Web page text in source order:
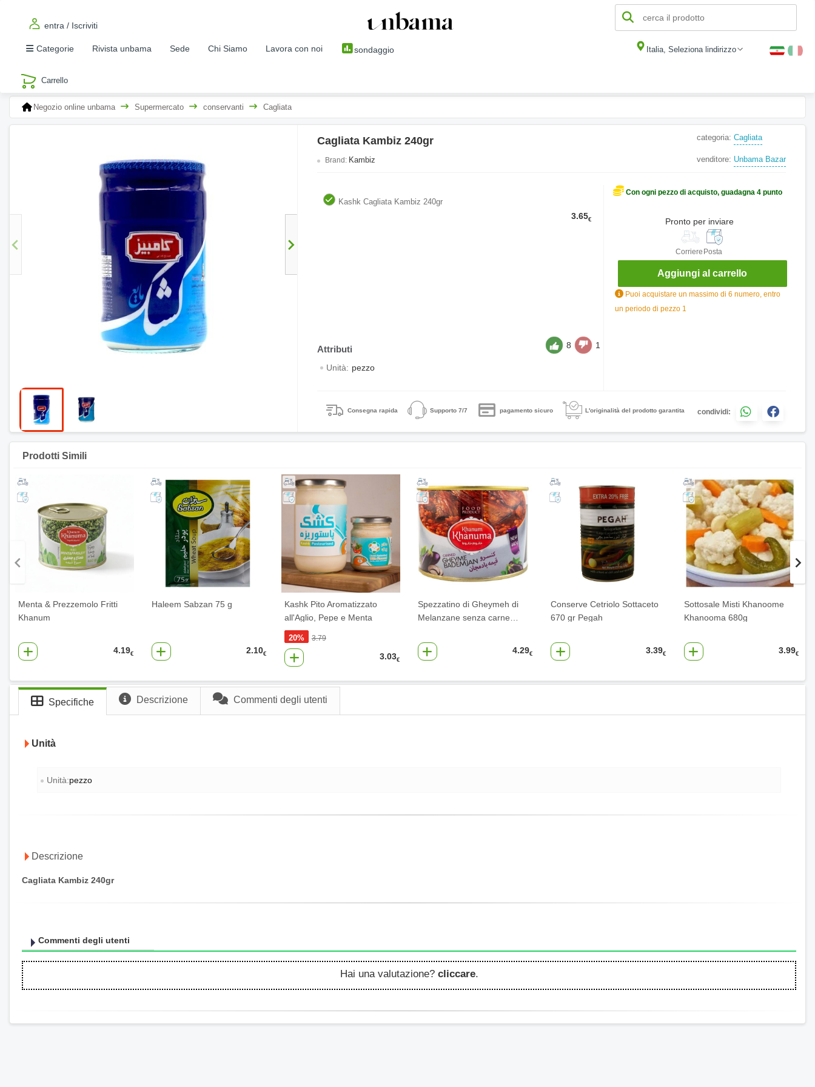
entra / Iscriviti
Categorie Rivista unbama Sede Chi Siamo Lavora con noi sondaggio Italia, Seleziona lindirizzo
Negozio online unbama Supermercato conservanti Cagliata
Cagliata Kambiz 240gr
Brand: Kambiz
categoria: Cagliata
venditore: Unbama Bazar
Kashk Cagliata Kambiz 240gr
3.65€
Unità: pezzo
8 1
Con ogni pezzo di acquisto, guadagna 4 punto
Pronto per inviare
Corriere Posta
Aggiungi al carrello
Puoi acquistare un massimo di 6 numero, entro
un periodo di pezzo 1
Consegna rapida Supporto 7/7 pagamento sicuro L'originalità del prodotto garantita condividi:
Prodotti Simili
Menta & Prezzemolo Fritti
Khanum
4.19€
Haleem Sabzan 75 g
2.10€
Kashk Pito Aromatizzato
all'Aglio, Pepe e Menta
20% 3.79
3.03€
Spezzatino di Gheymeh di
Melanzane senza carne…
4.29€
Conserve Cetriolo Sottaceto
670 gr Pegah
3.39€
Sottosale Misti Khanoome
Khanooma 680g
3.99€
Specifiche Descrizione Commenti degli utenti
Unità
Unità:pezzo
Descrizione
Cagliata Kambiz 240gr
Commenti degli utenti
Hai una valutazione? cliccare.